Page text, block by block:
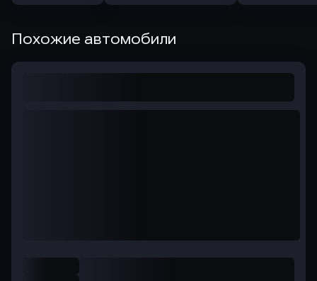
Похожие автомобили